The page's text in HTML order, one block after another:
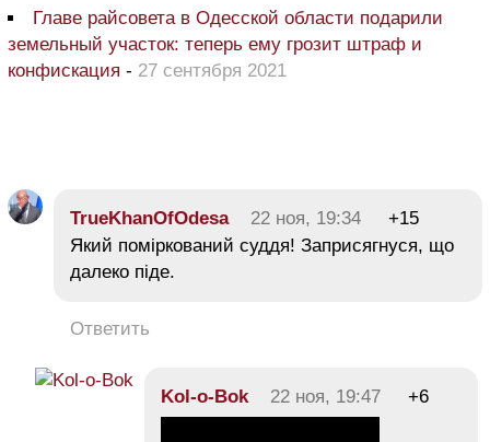
Главе райсовета в Одесской области подарили
земельный участок: теперь ему грозит штраф и
конфискация - 27 сентября 2021
TrueKhanOfOdesa 22 ноя, 19:34
+15
Який поміркований суддя! Заприсягнуся, що
далеко піде.
Ответить
Kol-o-Bok 22 ноя, 19:47 +6